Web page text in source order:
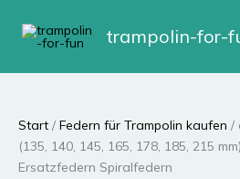
Inhalt
springen
trampolin-for-
Start / Federn für Trampolin kaufen /
(135, 140, 145, 165, 178, 185, 215
Ersatzfedern Spiralfedern